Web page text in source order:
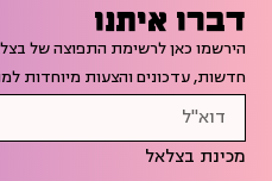
דברו איתנו
הירשמו כאן לרשימת התפוצה של
חדשות, עדכונים והצעות מיוחדות
מכינת בצלאל